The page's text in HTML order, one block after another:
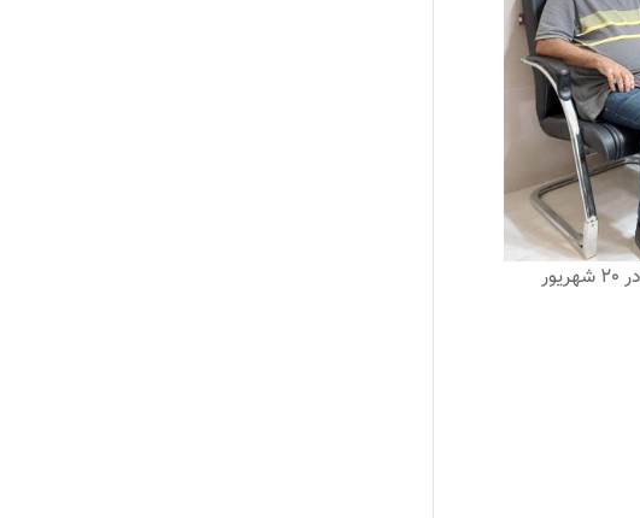
دیدار هیئت مدیره موسسه خیریه با اعضای انجمن خیریه وخدمات اجتماعی شهر بستک آقایان صالحی و راستی در 20 شهریور